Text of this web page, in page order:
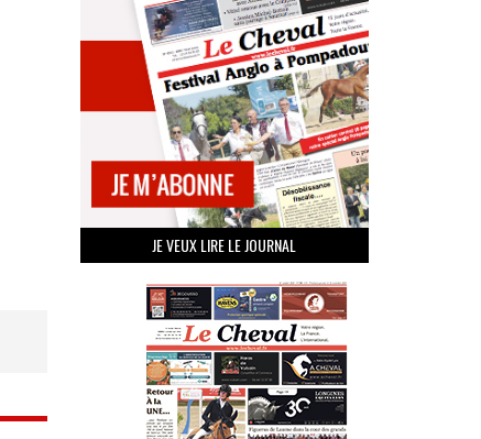
JE VEUX LIRE LE JOURNAL